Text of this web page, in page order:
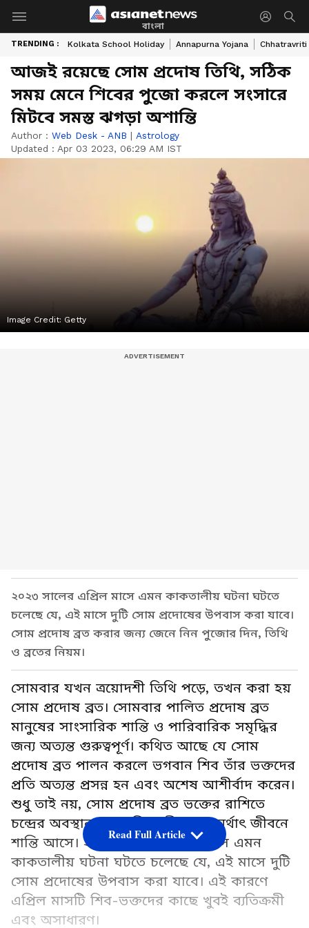
বাংলা
TRENDING : Kolkata School Holiday Annapurna Yojana Chhatravriti
আজই রয়েছে সোম প্রদোষ তিথি, সঠিক
সময় মেনে শিবের পুজো করলে সংসারে
মিটবে সমস্ত ঝগড়া অশান্তি
Author : Web Desk - ANB | Astrology
Updated : Apr 03 2023, 06:29 AM IST
Image Credit: Getty
২০২৩ সালের এপ্রিল মাসে এমন কাকতালীয় ঘটনা ঘটতে
চলেছে যে, এই মাসে দুটি সোম প্রদোষের উপবাস করা যাবে।
সোম প্রদোষ ব্রত করার জন্য জেনে নিন পুজোর দিন, তিথি
ও ব্রতের নিয়ম।
সোমবার যখন ত্রয়োদশী তিথি পড়ে, তখন করা হয়
সোম প্রদোষ ব্রত। সোমবার পালিত প্রদোষ ব্রত
মানুষের সাংসারিক শান্তি ও পারিবারিক সমৃদ্ধির
জন্য অত্যন্ত গুরুত্বপূর্ণ। কথিত আছে যে সোম
প্রদোষ ব্রত পালন করলে ভগবান শিব তাঁর ভক্তদের
প্রতি অত্যন্ত প্রসন্ন হন এবং অশেষ আশীর্বাদ করেন।
শুধু তাই নয়, সোম প্রদোষ ব্রত ভক্তের রাশিতে
চন্দ্রের অবস্থানকেও শক্তিশালী করে, অর্থাৎ জীবনে
শান্তি আসে। ২০২৩ সালের এপ্রিল মাসে এমন
কাকতালীয় ঘটনা ঘটতে চলেছে যে, এই মাসে দুটি
সোম প্রদোষের উপবাস করা যাবে। এই কারণে
এপ্রিল মাসটি শিব-ভক্তদের কাছে খুবই ব্যতিক্রমী
এবং অসাধারণ।
Read Full Article